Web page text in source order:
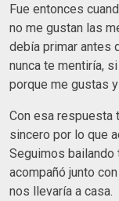
Fue entonces
no me gustan las
debía primar antes
nunca te mentiría,
porque me gustas
Con esa respuesta
sincero por lo que
Seguimos bailando
acompañó junto
nos llevaría a casa.